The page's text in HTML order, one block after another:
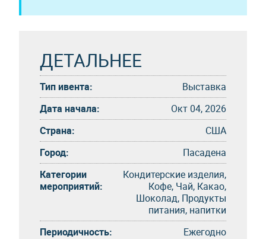
ДЕТАЛЬНЕЕ
Тип ивента:
Выставка
Дата начала:
Окт 04, 2026
Страна:
США
Город:
Пасадена
Категории
мероприятий:
Кондитерские изделия,
Кофе, Чай, Какао,
Шоколад, Продукты
питания, напитки
Периодичность:
Eжегоднo